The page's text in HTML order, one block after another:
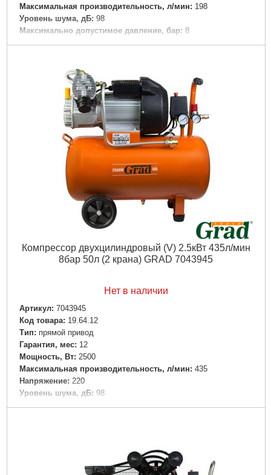
Максимальная производительность, л/мин: 198
Уровень шума, дБ: 98
Максимально допустимое давление, бар: 8
Объем ресивера, л: 24
Максимальное количество оборотов, об/мин:
Вес брутто (единицы), кг: 21
Вес нетто (единицы), кг:
Тип упаковки: картонная коробка
Габариты упаковки: 570x570x250 мм
19,000 г
Подробнее...
Компрессор двухцилиндровый (V) 2.5кВт 435л/мин
8бар 50л (2 крана) GRAD 7043945
Нет в наличии
Артикул: 7043945
Код товара: 19.64.12
Tип: прямой привод
Гарантия, мес: 12
Мощность, Вт: 2500
Максимальная производительность, л/мин: 435
Напряжение: 220
Уровень шума, дБ: 98
Максимально допустимое давление, бар: 8
40.3
Вес нетто (единицы), кг: 38.3